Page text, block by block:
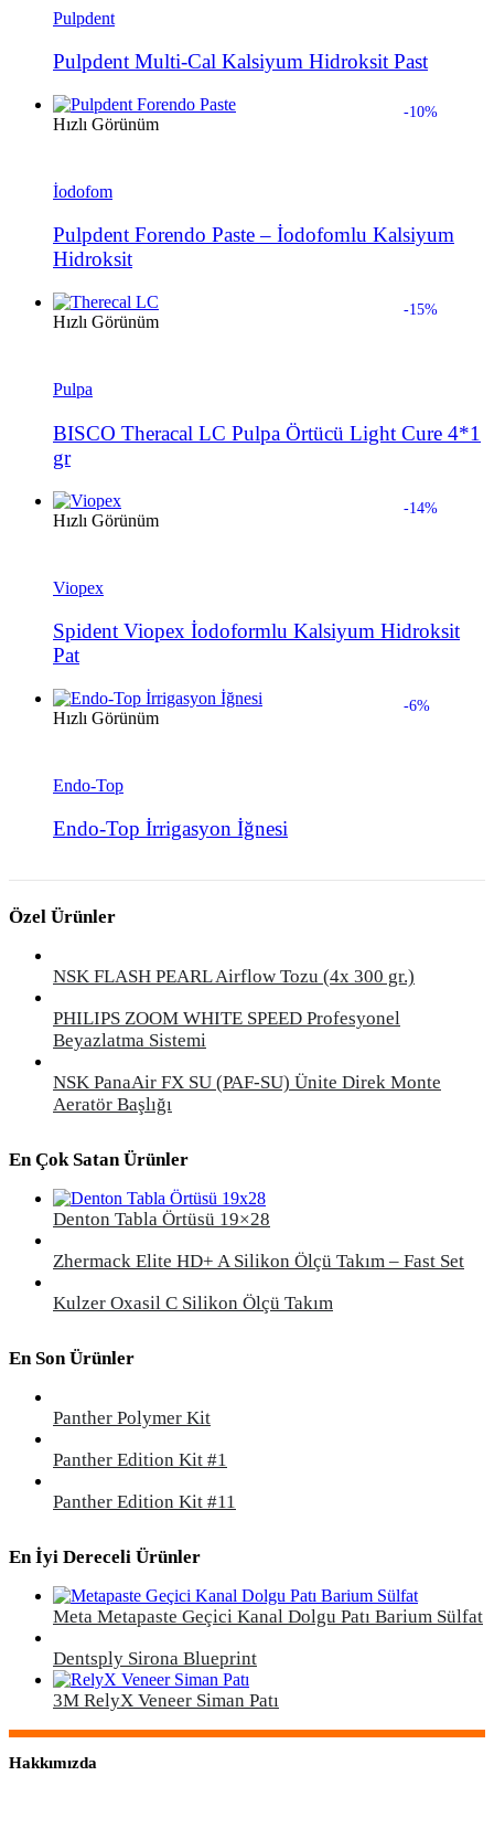
Pulpdent
Pulpdent Multi-Cal Kalsiyum Hidroksit Past
-10%
Hızlı Görünüm
İodofom
Pulpdent Forendo Paste – İodofomlu Kalsiyum
Hidroksit
-15%
Hızlı Görünüm
Pulpa
BISCO Theracal LC Pulpa Örtücü Light Cure 4*1
gr
-14%
Hızlı Görünüm
Viopex
Spident Viopex İodoformlu Kalsiyum Hidroksit
Pat
-6%
Hızlı Görünüm
Endo-Top
Endo-Top İrrigasyon İğnesi
Özel Ürünler
NSK FLASH PEARL Airflow Tozu (4x 300 gr.)
PHILIPS ZOOM WHITE SPEED Profesyonel
Beyazlatma Sistemi
NSK PanaAir FX SU (PAF-SU) Ünite Direk Monte
Aeratör Başlığı
En Çok Satan Ürünler
Denton Tabla Örtüsü 19×28
Zhermack Elite HD+ A Silikon Ölçü Takım – Fast Set
Kulzer Oxasil C Silikon Ölçü Takım
En Son Ürünler
Panther Polymer Kit
Panther Edition Kit #1
Panther Edition Kit #11
En İyi Dereceli Ürünler
Meta Metapaste Geçici Kanal Dolgu Patı Barium Sülfat
Dentsply Sirona Blueprint
3M RelyX Veneer Siman Patı
Hakkımızda